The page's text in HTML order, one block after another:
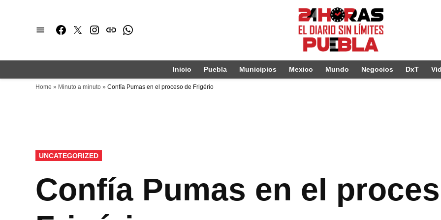
Facebook
TwitterInstagram
issuuWhatsapp
Inicio Puebla Municipios Mexico Mundo Negocios DxT
Home » Minuto a minuto » Confía Pumas en el proceso de Frigério
PUBLICADO
EN
UNCATEGORIZED
Confía Pumas en el